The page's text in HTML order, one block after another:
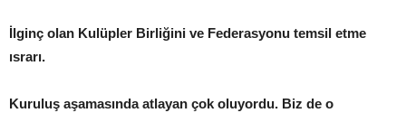
İlginç olan Kulüpler Birliğini ve Federasyonu temsil etme
ısrarı.
Kuruluş aşamasında atlayan çok oluyordu. Biz de o